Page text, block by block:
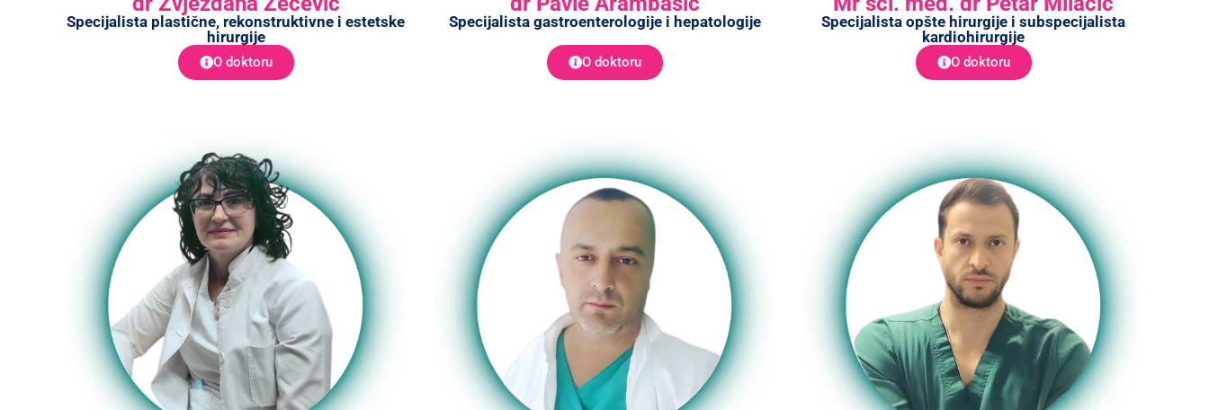
Specijalista plastične, rekonstruktivne i estetske
hirurgije
O doktoru
Specijalista gastroenterologije i hepatologije
O doktoru
Specijalista opšte hirurgije i subspecijalista
kardiohirurgije
O doktoru